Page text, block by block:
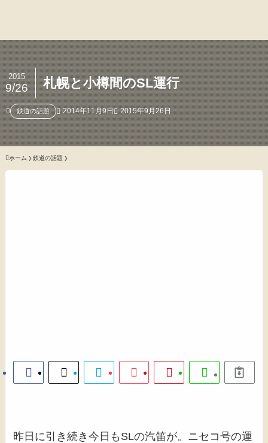
札幌と小樽間のSL運行
2015
9/26
鉄道の話題 2014年11月9日 2015年9月26日
ホーム 鉄道の話題
昨日に引き続き今日もSLの汽笛が。ニセコ号の運